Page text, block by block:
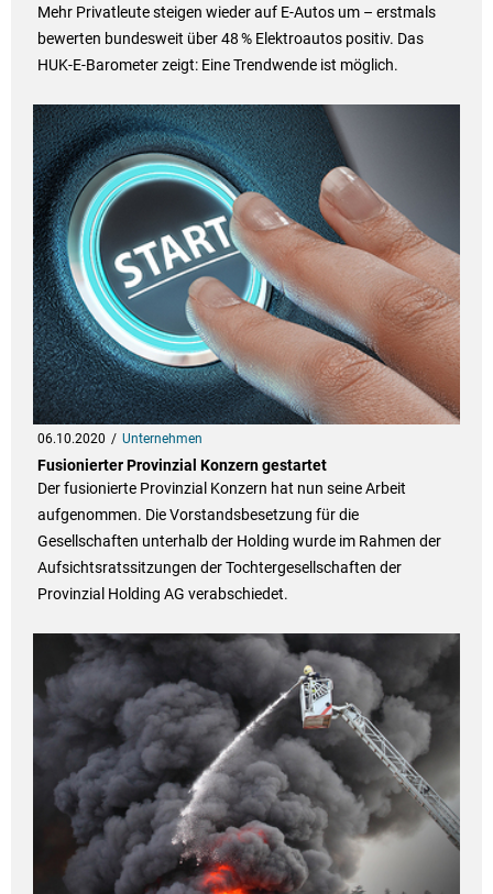
Mehr Privatleute steigen wieder auf E-Autos um – erstmals
bewerten bundesweit über 48 % Elektroautos positiv. Das
HUK-E-Barometer zeigt: Eine Trendwende ist möglich.
06.10.2020 Unternehmen
Fusionierter Provinzial Konzern gestartet
Der fusionierte Provinzial Konzern hat nun seine Arbeit
aufgenommen. Die Vorstandsbesetzung für die
Gesellschaften unterhalb der Holding wurde im Rahmen der
Aufsichtsratssitzungen der Tochtergesellschaften der
Provinzial Holding AG verabschiedet.